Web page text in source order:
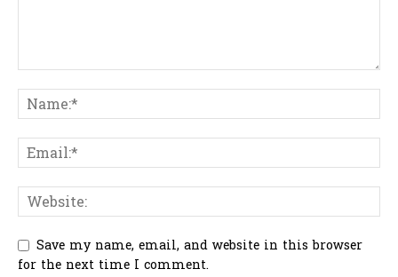
Save my name, email, and website in this browser
for the next time I comment.